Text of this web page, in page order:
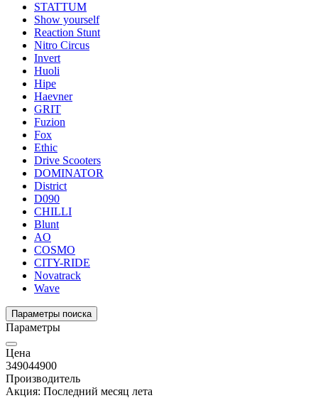
STATTUM
Show yourself
Reaction Stunt
Nitro Circus
Invert
Huoli
Hipe
Haevner
GRIT
Fuzion
Fox
Ethic
Drive Scooters
DOMINATOR
District
D090
CHILLI
Blunt
AO
COSMO
CITY-RIDE
Novatrack
Wave
Параметры поиска
Параметры
Цена
349044900
Производитель
Акция: Последний месяц лета